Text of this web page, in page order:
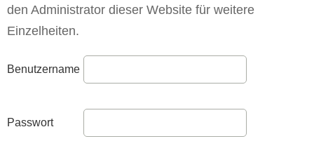
den Administrator dieser Website für weitere
Einzelheiten.
Benutzername
Passwort